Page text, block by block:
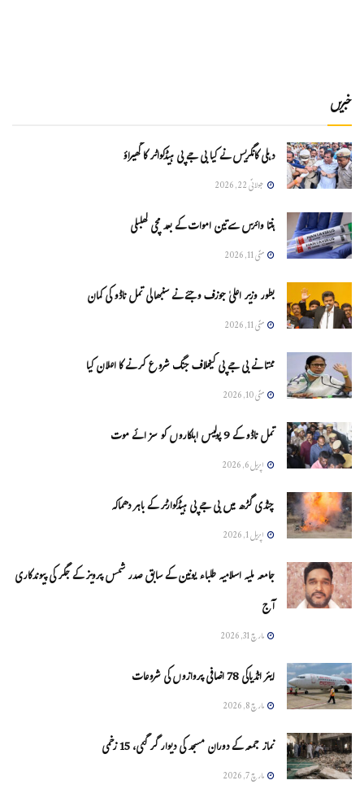
خبریں
دہلی کانگریس نے کیا بی جے پی ہیڈکواٹر کا گھیراؤ
جولائی 22, 2026
ہنتا وائرس سےتین اموات کے بعد مچی کھلبلی
مئی 11, 2026
بطور وزیر اعلیٰ جوزف وجئے نے سنبھالی تمل ناڈو کی کمان
مئی 11, 2026
ممتا نے بی جے پی کیخلاف جنگ شروع کرنے کا اعلان کیا
مئی 10, 2026
تمل ناڈو کے 9 پولیس اہلکاروں کو سزائے موت
اپریل 6, 2026
چنڈی گڑھ میں بی جے پی ہیڈکوارٹر کے باہر دھماکہ
اپریل 1, 2026
جامعہ ملیہ اسلامیہ طلباء یونین کے سابق صدر شمس پرویز کے جگر کی پیوندکاری
آج
مارچ 31, 2026
ایئر انڈیاکی 78 اضافی پروازوں کی شروعات
مارچ 8, 2026
نماز جمعہ کے دوران مسجد کی دیوار گر گئی، 15 زخمی
مارچ 7, 2026